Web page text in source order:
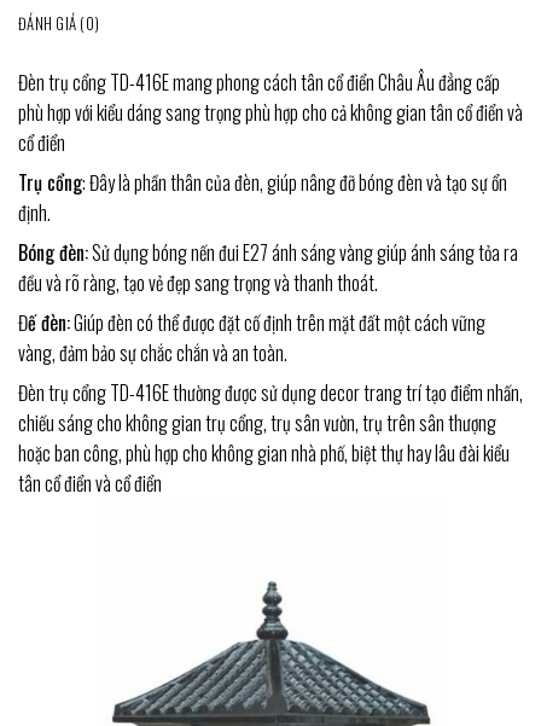
ĐÁNH GIÁ (0)
Đèn trụ cổng TD-416E mang phong cách tân cổ điển Châu Âu đẳng cấp
phù hợp với kiểu dáng sang trọng phù hợp cho cả không gian tân cổ điển và
cổ điển
Trụ cổng: Đây là phần thân của đèn, giúp nâng đỡ bóng đèn và tạo sự ổn
định.
Bóng đèn:Sử dụng bóng nến đui E27 ánh sáng vàng giúp ánh sáng tỏa ra
đều và rõ ràng, tạo vẻ đẹp sang trọng và thanh thoát.
Đế đèn:Giúp đèn có thể được đặt cố định trên mặt đất một cách vững
vàng, đảm bảo sự chắc chắn và an toàn.
Đèn trụ cổng TD-416E thường được sử dụng decor trang trí tạo điểm nhấn,
chiếu sáng cho không gian trụ cổng, trụ sân vườn, trụ trên sân thượng
hoặc ban công, phù hợp cho không gian nhà phố, biệt thự hay lâu đài kiểu
tân cổ điển và cổ điển